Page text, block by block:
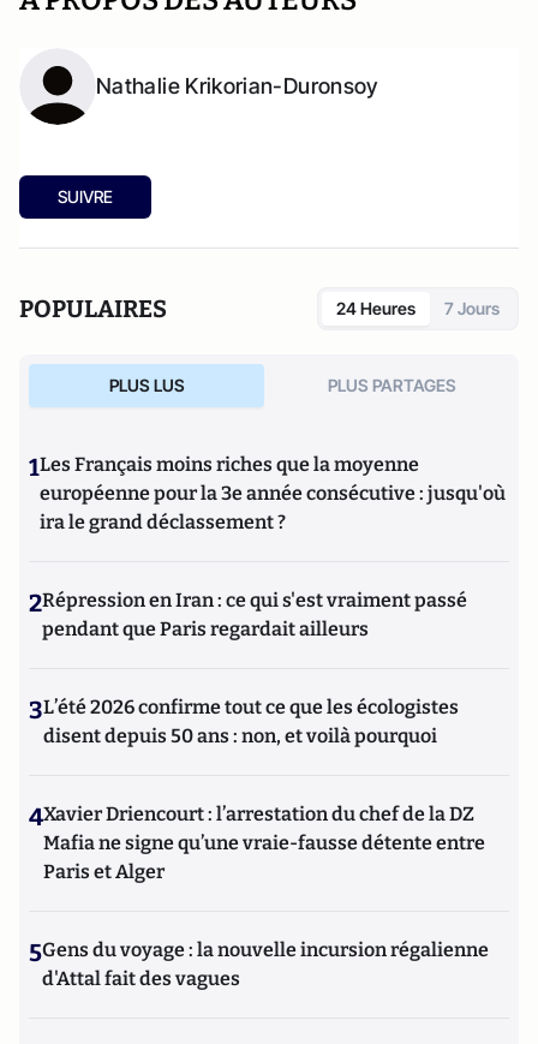
Nathalie Krikorian-Duronsoy
SUIVRE
POPULAIRES 24 Heures 7 Jours
PLUS LUS PLUS PARTAGES
1Les Français moins riches que la moyenne
européenne pour la 3e année consécutive : jusqu'où
ira le grand déclassement ?
2Répression en Iran : ce qui s'est vraiment passé
pendant que Paris regardait ailleurs
3L’été 2026 confirme tout ce que les écologistes
disent depuis 50 ans : non, et voilà pourquoi
4Xavier Driencourt : l’arrestation du chef de la DZ
Mafia ne signe qu’une vraie-fausse détente entre
Paris et Alger
5Gens du voyage : la nouvelle incursion régalienne
d'Attal fait des vagues